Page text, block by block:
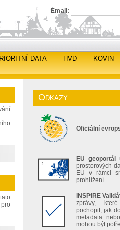
Email:
DATA HVD KOVIN
Odkazy
Oficiální
EU geoportál
prostorových
EU v rámci
prohlížení.
INSPIRE
zprávy,
pochopit, jak
metadata
mohou být